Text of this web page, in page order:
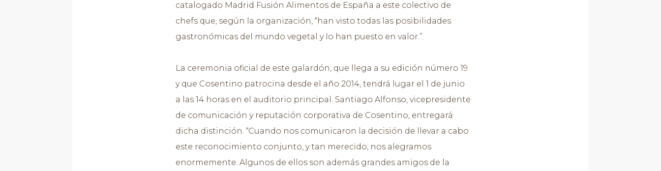
catalogado Madrid Fusión Alimentos de España a este colectivo de
chefs que, según la organización, “han visto todas las posibilidades
gastronómicas del mundo vegetal y lo han puesto en valor.”.
La ceremonia oficial de este galardón, que llega a su edición número 19
y que Cosentino patrocina desde el año 2014, tendrá lugar el 1 de junio
a las 14 horas en el auditorio principal. Santiago Alfonso, vicepresidente
de comunicación y reputación corporativa de Cosentino, entregará
dicha distinción. “Cuando nos comunicaron la decisión de llevar a cabo
este reconocimiento conjunto, y tan merecido, nos alegramos
enormemente. Algunos de ellos son además grandes amigos de la